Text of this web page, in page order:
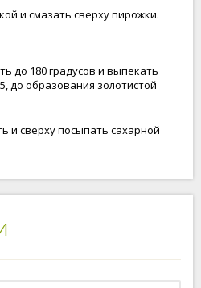
и смазать сверху пирожки.
до 180 градусов и выпекать
до образования золотистой
и сверху посыпать сахарной